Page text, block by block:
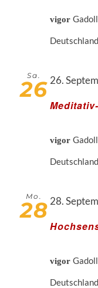
vigor
Deutschland
Sa.
26 26.
vigor
Deutschland
Mo.
28 28.
vigor
Deutschland